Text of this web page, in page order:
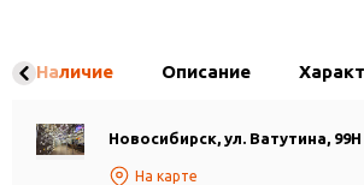
Наличие Описание
Новосибирск, ул. Ватутина, 99Н
На карте